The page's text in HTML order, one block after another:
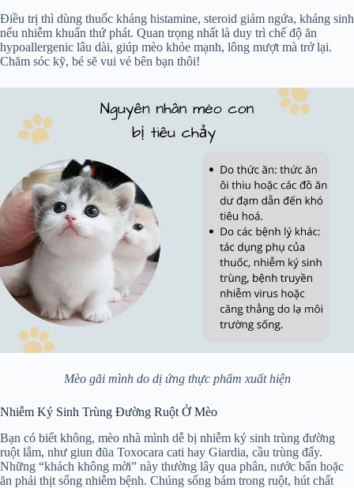
Điều trị thì dùng thuốc kháng histamine, steroid giảm ngứa, kháng sinh
nếu nhiễm khuẩn thứ phát. Quan trọng nhất là duy trì chế độ ăn
hypoallergenic lâu dài, giúp mèo khỏe mạnh, lông mượt mà trở lại.
Chăm sóc kỹ, bé sẽ vui vẻ bên bạn thôi!
Mèo gãi mình do dị ứng thực phẩm xuất hiện
Nhiễm Ký Sinh Trùng Đường Ruột Ở Mèo
Bạn có biết không, mèo nhà mình dễ bị nhiễm ký sinh trùng đường
ruột lắm, như giun đũa Toxocara cati hay Giardia, cầu trùng đấy.
Những “khách không mời” này thường lây qua phân, nước bẩn hoặc
ăn phải thịt sống nhiễm bệnh. Chúng sống bám trong ruột, hút chất